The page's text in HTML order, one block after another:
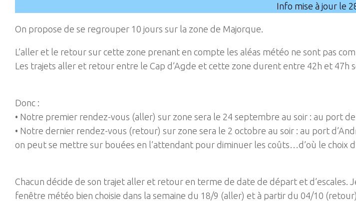
Info mise à jour le
On propose de se regrouper 10 jours sur la zone de Majorque.
L’aller et le retour sur cette zone prenant en compte les aléas météo ne sont pas
Les trajets aller et retour entre le Cap d’Agde et cette zone durent entre 42h et 47h
Donc :
• Notre premier rendez-vous (aller) sur zone sera le 24 septembre au soir : au port
• Notre dernier rendez-vous (retour) sur zone sera le 2 octobre au soir : au port
on peut se mettre sur bouées en l’attendant pour diminuer les coûts…d’où le choix
Chacun décide de son trajet aller et retour en terme de date de départ et
fenêtre météo bien choisie dans la semaine du 18/9 (aller) et à partir du 04/10 (retour).